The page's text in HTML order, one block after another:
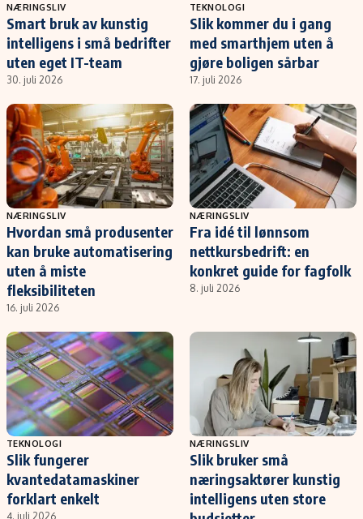
NÆRINGSLIV
Smart bruk av kunstig
intelligens i små bedrifter
uten eget IT-team
30. juli 2026
TEKNOLOGI
Slik kommer du i gang
med smarthjem uten å
gjøre boligen sårbar
17. juli 2026
NÆRINGSLIV
Hvordan små produsenter
kan bruke automatisering
uten å miste
fleksibiliteten
16. juli 2026
NÆRINGSLIV
Fra idé til lønnsom
nettkursbedrift: en
konkret guide for fagfolk
8. juli 2026
TEKNOLOGI
Slik fungerer
kvantedatamaskiner
forklart enkelt
4. juli 2026
NÆRINGSLIV
Slik bruker små
næringsaktører kunstig
intelligens uten store